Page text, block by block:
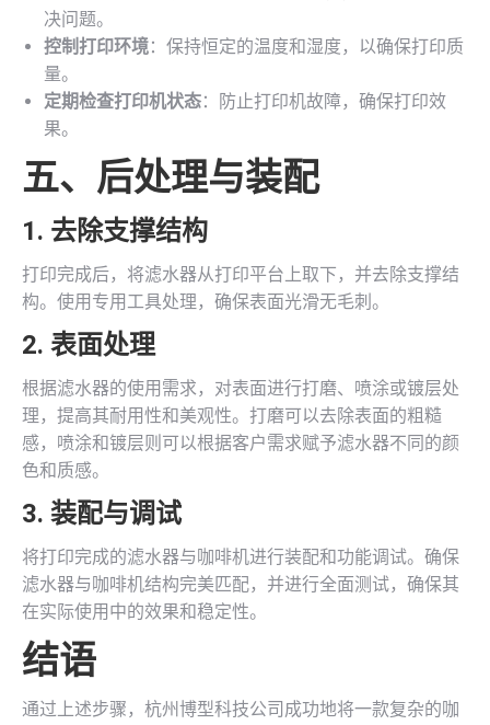
决问题。
控制打印环境：保持恒定的温度和湿度，以确保打印质
量。
定期检查打印机状态：防止打印机故障，确保打印效
果。
五、后处理与装配
1. 去除支撑结构
打印完成后，将滤水器从打印平台上取下，并去除支撑结
构。使用专用工具处理，确保表面光滑无毛刺。
2. 表面处理
根据滤水器的使用需求，对表面进行打磨、喷涂或镀层处
理，提高其耐用性和美观性。打磨可以去除表面的粗糙
感，喷涂和镀层则可以根据客户需求赋予滤水器不同的颜
色和质感。
3. 装配与调试
将打印完成的滤水器与咖啡机进行装配和功能调试。确保
滤水器与咖啡机结构完美匹配，并进行全面测试，确保其
在实际使用中的效果和稳定性。
结语
通过上述步骤，杭州博型科技公司成功地将一款复杂的咖